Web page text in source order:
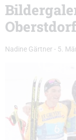
Nadine Gärtner - 5.